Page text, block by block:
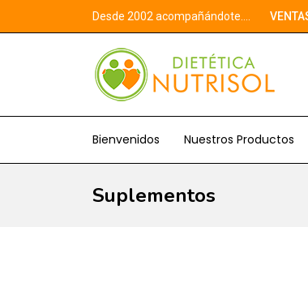
Desde 2002 acompañándote....
Bienvenidos Nuestros Productos
Suplementos